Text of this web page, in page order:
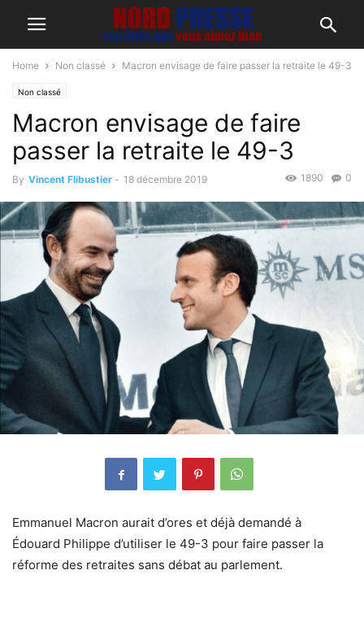
Home Non classé Macron envisage de faire passer la retraite le 49-3
Non classé
Macron envisage de faire
passer la retraite le 49-3
By Vincent Flibustier - 18 décembre 2019 0
1890
Emmanuel Macron aurait d’ores et déjà demandé à
Édouard Philippe d’utiliser le 49-3 pour faire passer la
réforme des retraites sans débat au parlement.